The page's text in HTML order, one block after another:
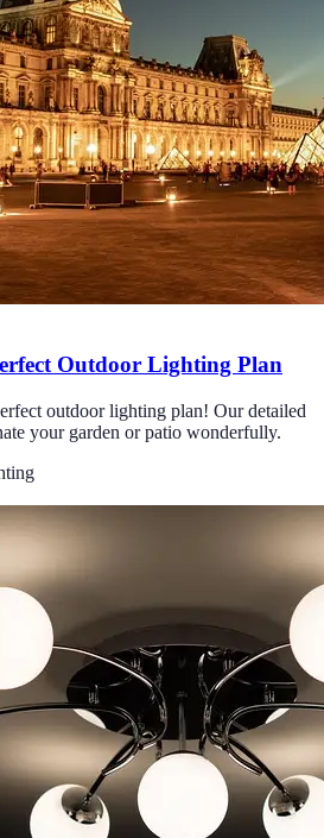
Outdoor Lighting Plan
outdoor lighting plan! Our detailed
your garden or patio wonderfully.